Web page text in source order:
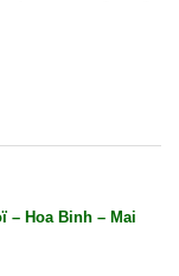
– Hoa Binh – Mai